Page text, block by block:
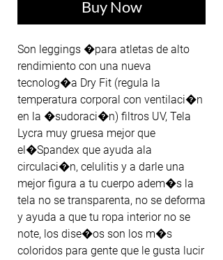
Buy Now
Son leggings �para atletas de alto
rendimiento con una nueva
tecnolog�a Dry Fit (regula la
temperatura corporal con ventilaci�n
en la �sudoraci�n) filtros UV, Tela
Lycra muy gruesa mejor que
el�Spandex que ayuda ala
circulaci�n, celulitis y a darle una
mejor figura a tu cuerpo adem�s la
tela no se transparenta, no se deforma
y ayuda a que tu ropa interior no se
note, los dise�os son los m�s
coloridos para gente que le gusta lucir